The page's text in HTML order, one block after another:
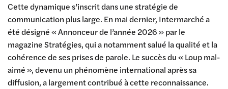
Cette dynamique s’inscrit dans une stratégie de
communication plus large. En mai dernier, Intermarché a
été désigné « Annonceur de l’année 2026 » par le
magazine Stratégies, qui a notamment salué la qualité et la
cohérence de ses prises de parole. Le succès du « Loup mal-
aimé », devenu un phénomène international après sa
diffusion, a largement contribué à cette reconnaissance.